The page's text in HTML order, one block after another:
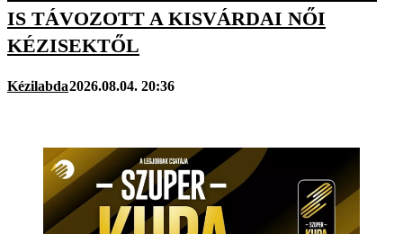
IS TÁVOZOTT A KISVÁRDAI NŐI
KÉZISEKTŐL
Kézilabda2026.08.04. 20:36